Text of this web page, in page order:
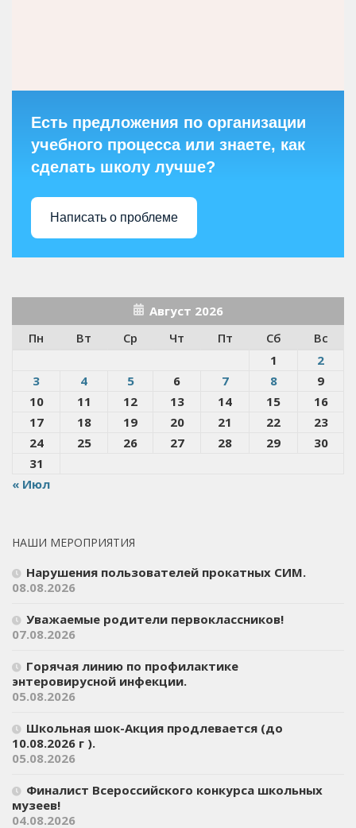
Есть предложения по организации
учебного процесса или знаете, как
сделать школу лучше?
Написать о проблеме
Август 2026
Пн
Вт Ср Чт Пт Сб
Вс
1
2
3
4 5 6 7 8
9
10
11 12 13 14 15
16
17
18 19 20 21 22
23
24
25 26 27 28 29
30
31
« Июл
НАШИ МЕРОПРИЯТИЯ
Нарушения пользователей прокатных СИМ.
08.08.2026
Уважаемые родители первоклассников!
07.08.2026
Горячая линию по профилактике
энтеровирусной инфекции.
05.08.2026
Школьная шок-Акция продлевается (до
10.08.2026 г ).
05.08.2026
Финалист Всероссийского конкурса школьных
музеев!
04.08.2026